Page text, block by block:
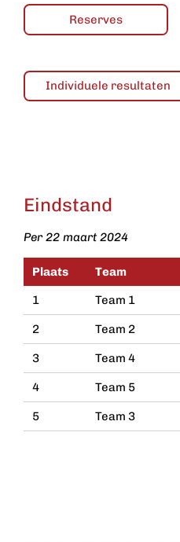
Reserves
Individuele resultaten
Eindstand
Per 22 maart 2024
Plaats Team
1
Team 1
2 Team 2
3 Team 4
4 Team 5
5 Team 3